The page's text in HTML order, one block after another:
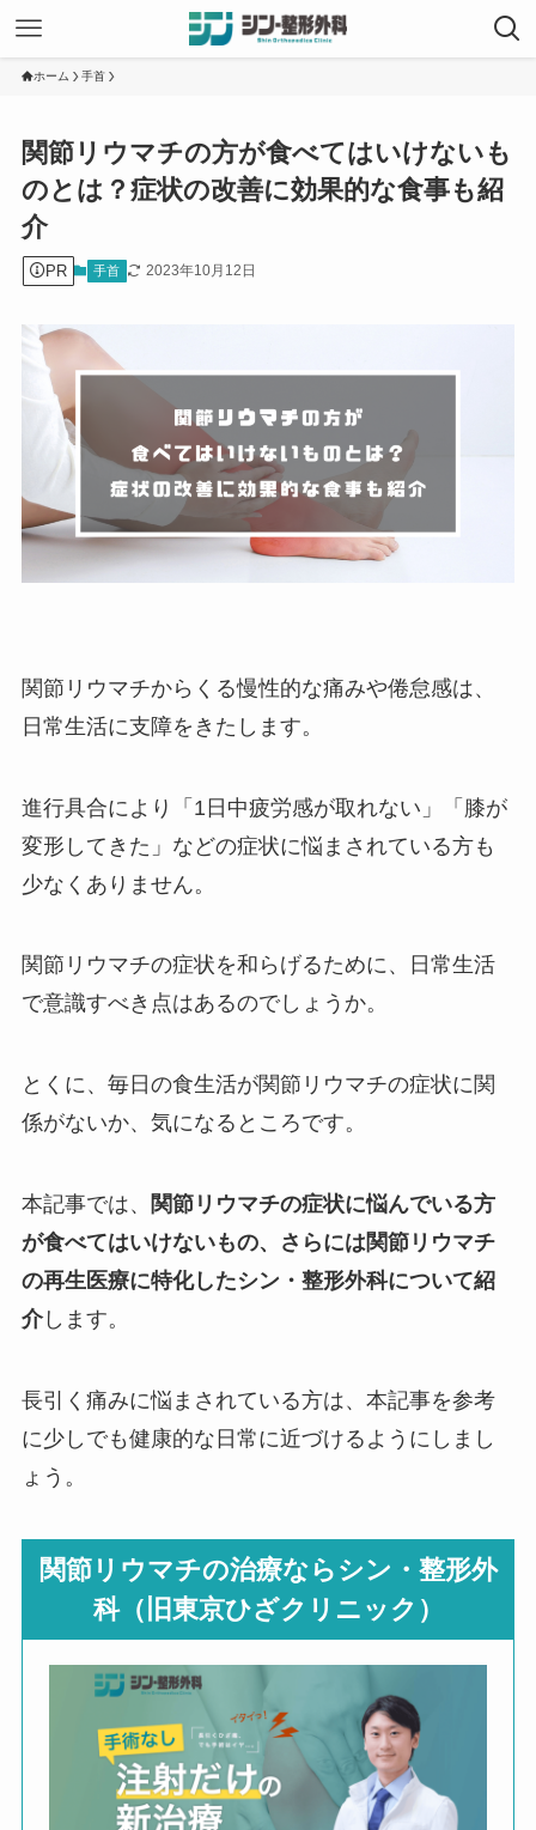
ホーム 手首
関節リウマチの方が食べてはいけないも
のとは？症状の改善に効果的な食事も紹
介
PR 手首 2023年10月12日
関節リウマチからくる慢性的な痛みや倦怠感は、
日常生活に支障をきたします。
進行具合により「1日中疲労感が取れない」「膝が
変形してきた」などの症状に悩まされている方も
少なくありません。
関節リウマチの症状を和らげるために、日常生活
で意識すべき点はあるのでしょうか。
とくに、毎日の食生活が関節リウマチの症状に関
係がないか、気になるところです。
本記事では、
関節リウマチの症状に悩んでいる方
が食べてはいけないもの、さらには関節リウマチ
の再生医療に特化したシン・整形外科について紹
介します。
長引く痛みに悩まされている方は、本記事を参考
に少しでも健康的な日常に近づけるようにしまし
ょう。
関節リウマチの治療ならシン・整形外
科（旧東京ひざクリニック）